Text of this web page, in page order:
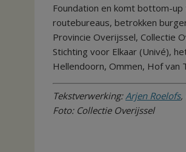
Foundation en komt bottom-
routebureaus, betrokken
Provincie Overijssel, Collectie
Stichting voor Elkaar (Univé),
Hellendoorn, Ommen, Hof
Tekstverwerking:Arjen Roelofs,
Foto: Collectie Overijssel